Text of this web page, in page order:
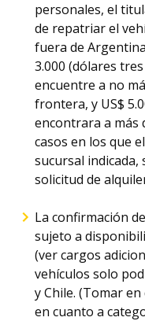
personales, el
de repatriar el
fuera de
3.000 (dólares
encuentre a no
frontera, y US$
encontrara a más
casos en los que
sucursal indicada,
solicitud de
La confirmación
sujeto a
(ver cargos
vehículos solo
y Chile. (Tomar
en cuanto a